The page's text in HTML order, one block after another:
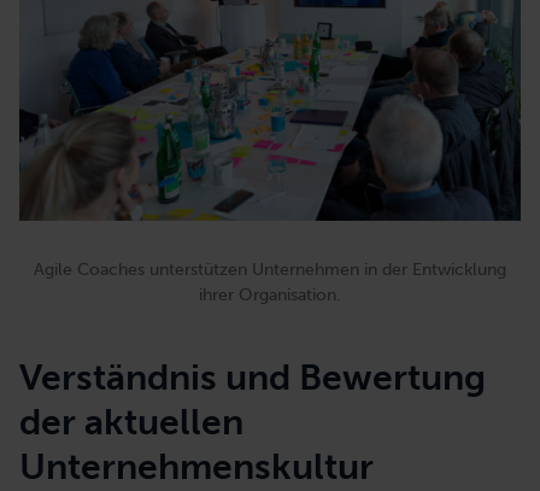
Agile Coaches unterstützen Unternehmen in der Entwicklung
ihrer Organisation.
Verständnis und Bewertung
der aktuellen
Unternehmenskultur